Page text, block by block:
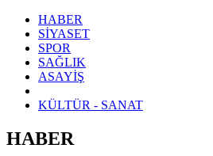
HABER
SİYASET
SPOR
SAĞLIK
ASAYİŞ
KÜLTÜR - SANAT
HABER